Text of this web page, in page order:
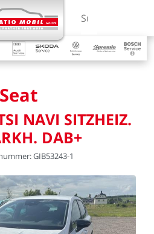
Suchbegriff
Seat
NAVI SITZHEIZ.
DAB+
GIB53243-1